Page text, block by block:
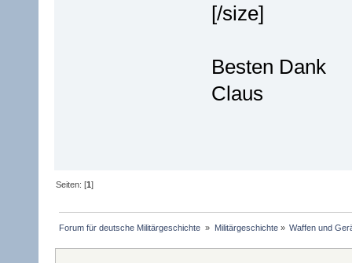
[/size]
Besten Dank
Claus
Seiten: [1]
Forum für deutsche Militärgeschichte » Militärgeschichte» Waffen und